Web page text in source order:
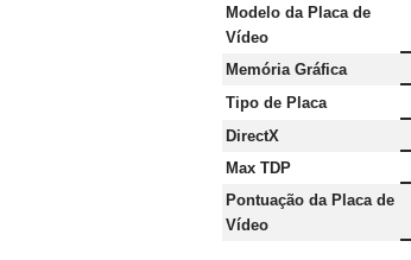
Modelo da Placa de
Vídeo
Memória Gráfica
Tipo de Placa
DirectX
Max TDP
Pontuação da Placa de
Vídeo